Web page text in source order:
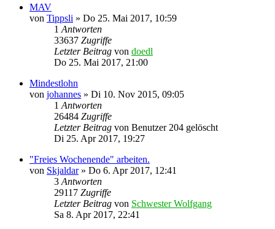
MAV
von Tippsli » Do 25. Mai 2017, 10:59
1 Antworten
33637 Zugriffe
Letzter Beitrag von doedl
Do 25. Mai 2017, 21:00
Mindestlohn
von johannes » Di 10. Nov 2015, 09:05
1 Antworten
26484 Zugriffe
Letzter Beitrag von Benutzer 204 gelöscht
Di 25. Apr 2017, 19:27
"Freies Wochenende" arbeiten.
von Skjaldar» Do 6. Apr 2017, 12:41
3 Antworten
29117 Zugriffe
Letzter Beitrag von Schwester Wolfgang
Sa 8. Apr 2017, 22:41